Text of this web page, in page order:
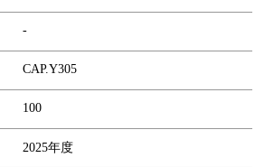
-
CAP.Y305
100
2025年度